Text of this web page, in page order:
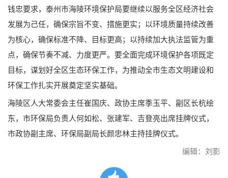
钱忠要求，泰州市海陵环境保护局要继续以服务全区经济社会
发展为己任，确保宗旨不变、措施更实；以环境质量持续改善
为核心，确保标准不降、目标更高；以持续加大执法监管为重
点，确保节奏不减、力度更严。要全面完成环境保护各项既定
目标，谋划好全区生态环保工作，为推动全市生态文明建设和
环保工作扎实开展奠定坚实基础。
海陵区人大常委会主任崔国庆、政协主席季玉平、副区长杭绘
东，市环保局负责人何如松、张建军、吉登亮出席挂牌仪式，
市政协副主席、环保局副局长颜忠林主持挂牌仪式。
编辑：刘影